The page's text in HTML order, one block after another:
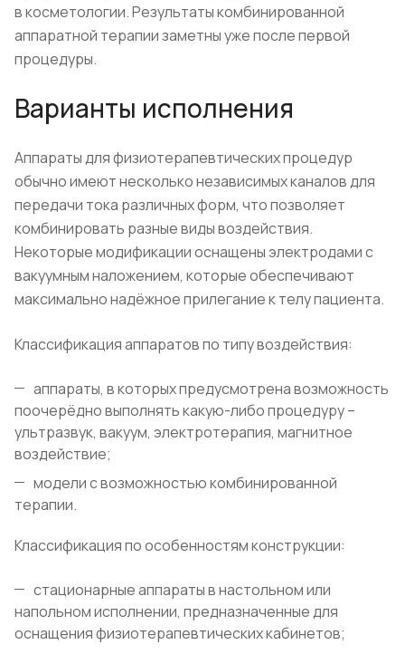
в косметологии. Результаты комбинированной
аппаратной терапии заметны уже после первой
процедуры.
Варианты исполнения
Аппараты для физиотерапевтических процедур
обычно имеют несколько независимых каналов для
передачи тока различных форм, что позволяет
комбинировать разные виды воздействия.
Некоторые модификации оснащены электродами с
вакуумным наложением, которые обеспечивают
максимально надёжное прилегание к телу пациента.
Классификация аппаратов по типу воздействия:
аппараты, в которых предусмотрена возможность
поочерёдно выполнять какую-либо процедуру –
ультразвук, вакуум, электротерапия, магнитное
воздействие;
модели с возможностью комбинированной
терапии.
Классификация по особенностям конструкции:
стационарные аппараты в настольном или
напольном исполнении, предназначенные для
оснащения физиотерапевтических кабинетов;